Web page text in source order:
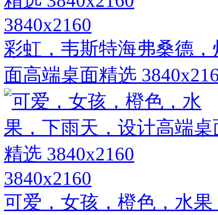
3840x2160
彩虹，韦斯特海弗桑德
面高端桌面精选
3840x2160
可爱，女孩，橙色，水